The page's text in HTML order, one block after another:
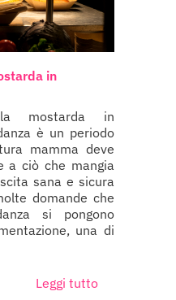
in
mostarda in
è un periodo
mamma deve
a ciò che mangia
sana e sicura
domande che
si pongono
una di
Leggi tutto